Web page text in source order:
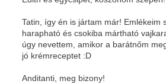
Tatin, így én is jártam már! Emlékeim
harapható és csokiba mártható
úgy nevettem, amikor a barátnőm
jó krémreceptet :D
Anditanti, meg bizony!